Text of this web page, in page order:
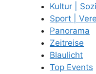
Kultur |
Sport |
Panorama
Zeitreise
Blaulicht
Top Events